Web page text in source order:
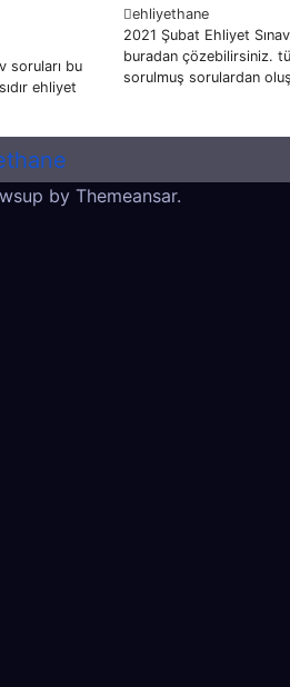
soruları bu
ehliyet
ehliyethane
2021 Şubat Ehliyet Sınav
buradan çözebilirsiniz.
sorulmuş sorulardan
by Themeansar.